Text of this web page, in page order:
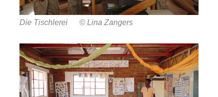
Die Tischlerei © Lina Zangers